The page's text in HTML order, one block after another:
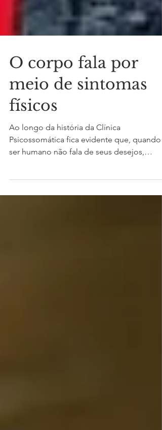
O corpo fala por
meio de sintomas
físicos
Ao longo da história da Clínica
Psicossomática fica evidente que, quando